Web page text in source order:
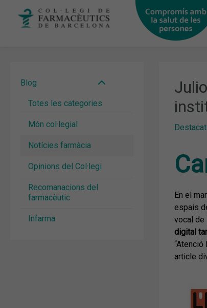
Blog
Totes les categories
Món col·legial
Notícies farmàcia
Opinions del Col·legi
Recomanacions del
farmacèutic
Infarma
En el
espais
vocal de
digital
“Atenció
article